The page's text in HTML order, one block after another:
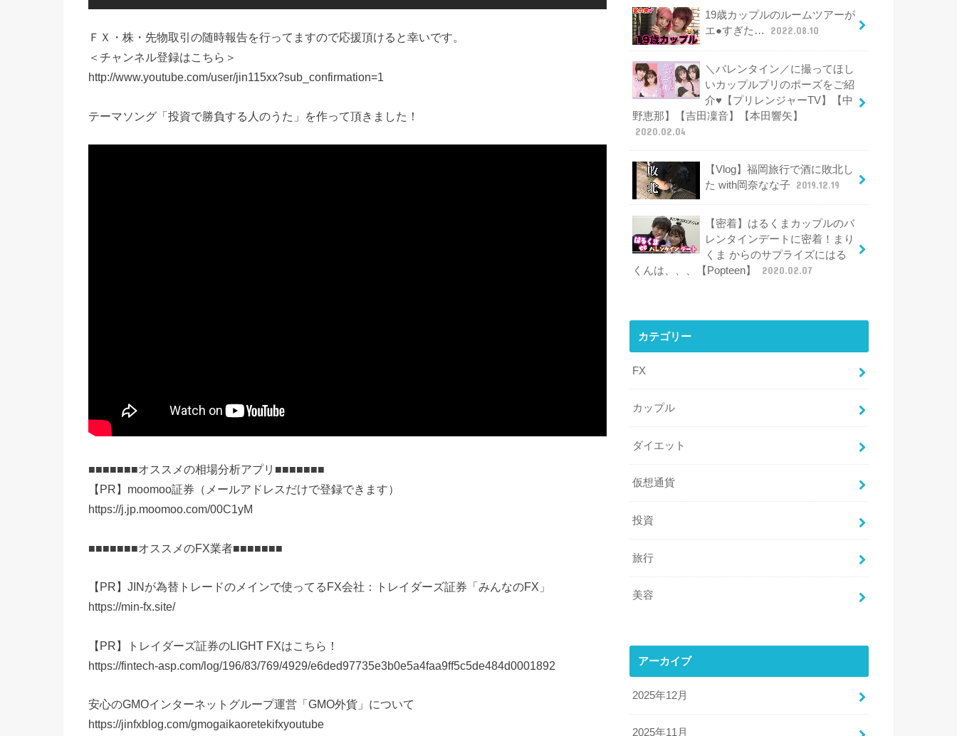
ＦＸ・株・先物取引の随時報告を行ってますので応援頂けると幸いです。
＜チャンネル登録はこちら＞
http://www.youtube.com/user/jin115xx?sub_confirmation=1
テーマソング「投資で勝負する人のうた」を作って頂きました！
■■■■■■■オススメの相場分析アプリ■■■■■■■
【PR】moomoo証券（メールアドレスだけで登録できます）
https://j.jp.moomoo.com/00C1yM
■■■■■■■オススメのFX業者■■■■■■■
【PR】JINが為替トレードのメインで使ってるFX会社：トレイダーズ証券「みんなのFX」
https://min-fx.site/
【PR】トレイダーズ証券のLIGHT FXはこちら！
https://fintech-asp.com/log/196/83/769/4929/e6ded97735e3b0e5a4faa9ff5c5de484d0001892
安心のGMOインターネットグループ運営「GMO外貨」について
https://jinfxblog.com/gmogaikaoretekifxyoutube
19歳カップルのルームツアーが
エ●すぎた…
2022.08.10
＼バレンタイン／に撮ってほし
いカップルプリのポーズをご紹
介♥【プリレンジャーTV】【中
野恵那】【吉田凜音】【本田響矢】
2020.02.04
【Vlog】福岡旅行で酒に敗北し
た with岡奈なな子 2019.12.19
【密着】はるくまカップルのバ
レンタインデートに密着！まり
くま からのサプライズにはる
くんは、、、【Popteen】
2020.02.07
カテゴリー
FX
カップル
ダイエット
仮想通貨
投資
旅行
美容
アーカイブ
2025年12月
2025年11月